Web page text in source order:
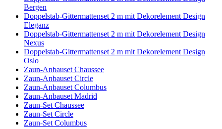
Bergen
Doppelstab-Gittermattenset 2 m mit Dekorelement Design
Eleganz
Doppelstab-Gittermattenset 2 m mit Dekorelement Design
Nexus
Doppelstab-Gittermattenset 2 m mit Dekorelement Design
Oslo
Zaun-Anbauset Chaussee
Zaun-Anbauset Circle
Zaun-Anbauset Columbus
Zaun-Anbauset Madrid
Zaun-Set Chaussee
Zaun-Set Circle
Zaun-Set Columbus